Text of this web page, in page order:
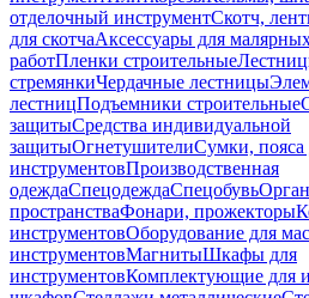
отделочный инструментСкотч,
для скотчаАксессуары для
работПленки строительные
стремянкиЧердачные лестницы
лестницПодъемники строительные
защитыСредства индивидуальной
защитыОгнетушителиСумки, пояса
инструментовПроизводственная
одеждаСпецодеждаСпецобувь
пространстваФонари, прожекторы
инструментовОборудование для
инструментовМагнитыШкафы для
инструментовКомплектующие для